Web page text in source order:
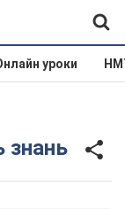
уроки
знань